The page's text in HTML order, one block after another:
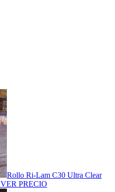
Rollo Ri-Lam C30 Ultra Clear
VER PRECIO